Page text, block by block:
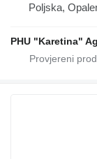
Poljska,
PHU "Karetina"